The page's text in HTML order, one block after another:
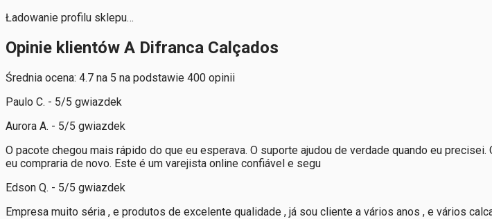
Ładowanie profilu sklepu…
Opinie klientów A Difranca Calçados
Średnia ocena: 4.7 na 5 na podstawie 400 opinii
Paulo C. - 5/5 gwiazdek
Aurora A. - 5/5 gwiazdek
O pacote chegou mais rápido do que eu esperava. O suporte ajudou de verdade quando eu
eu compraria de novo. Este é um varejista online confiável e segu
Edson Q. - 5/5 gwiazdek
Empresa muito séria , e produtos de excelente qualidade , já sou cliente a vários anos , e vários